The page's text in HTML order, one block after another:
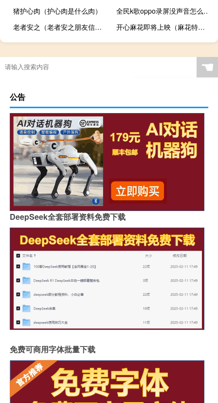
猪护心肉（护心肉是什么肉）
全民k歌oppo录屏没声音怎么回事（oppo全民k歌录屏没声音）
老者安之（老者安之朋友信之少者怀之的意思）
开心麻花即将上映（麻花特开心将暂停播出）
☚
公告
DeepSeek全套部署资料免费下载
免费可商用字体批量下载